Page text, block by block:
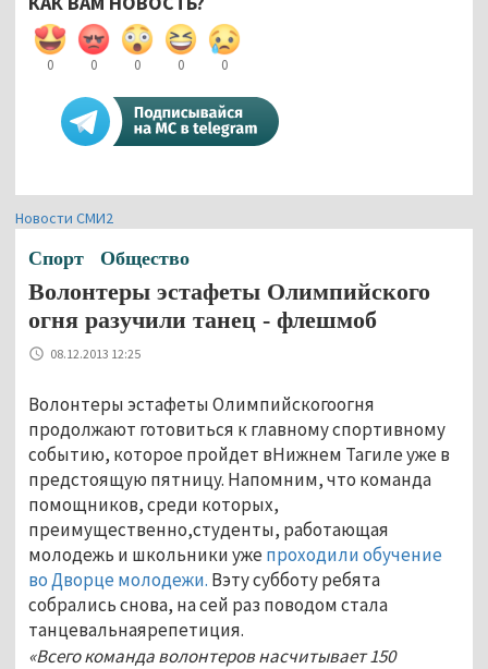
0 0 0 0 0
Новости СМИ2
Спорт Общество
Волонтеры эстафеты Олимпийского
огня разучили танец - флешмоб
08.12.2013 12:25
Волонтеры эстафеты Олимпийскогоогня
продолжают готовиться к главному спортивному
событию, которое пройдет вНижнем Тагиле уже в
предстоящую пятницу. Напомним, что команда
помощников, среди которых,
преимущественно,студенты, работающая
молодежь и школьники уже проходили обучение
во Дворце молодежи. Вэту субботу ребята
собрались снова, на сей раз поводом стала
танцевальнаярепетиция.
«Всего команда волонтеров насчитывает 150